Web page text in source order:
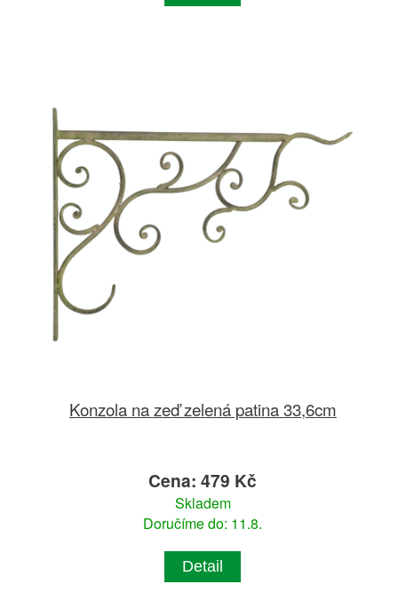
Konzola na zeď zelená patina 33,6cm
Cena: 479 Kč
Skladem
Doručíme do: 11.8.
Detail